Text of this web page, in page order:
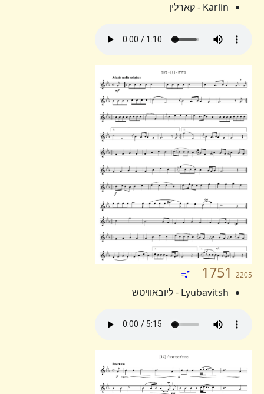
Karlin - קארלין
1751 2205
Lyubavitsh - ליובאוויטש